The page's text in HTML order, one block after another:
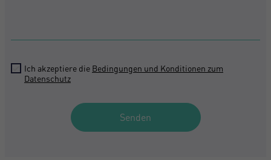
Ich akzeptiere die Bedingungen und Konditionen zum
Datenschutz
Senden